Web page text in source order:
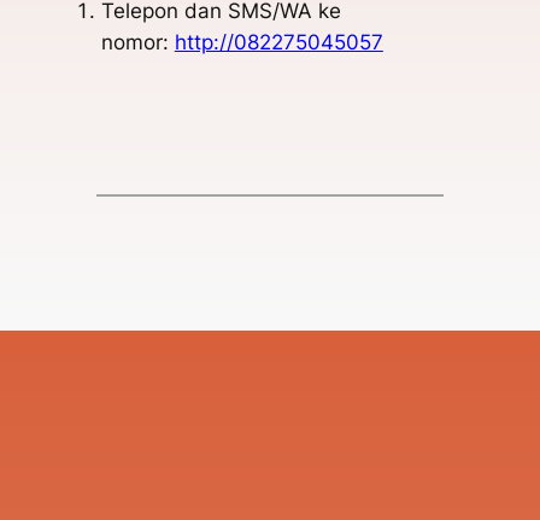
Telepon dan SMS/WA ke
nomor: http://082275045057